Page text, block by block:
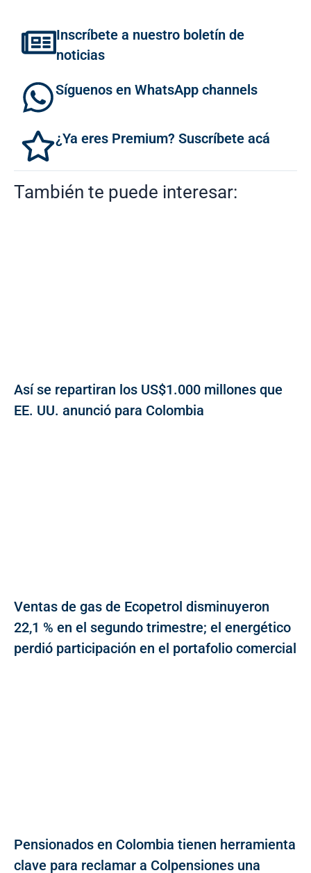
Inscríbete a nuestro boletín de
noticias
Síguenos en WhatsApp channels
¿Ya eres Premium? Suscríbete acá
También te puede interesar:
Así se repartiran los US$1.000 millones que
EE. UU. anunció para Colombia
Ventas de gas de Ecopetrol disminuyeron
22,1 % en el segundo trimestre; el energético
perdió participación en el portafolio comercial
Pensionados en Colombia tienen herramienta
clave para reclamar a Colpensiones una